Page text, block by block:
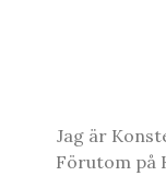
Jag är
Förutom på